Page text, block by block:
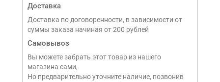
Доставка
Доставка по договоренности, в зависимости от
суммы заказа начиная от 200 рублей
Самовывоз
Вы можете забрать этот товар из нашего
магазина сами,
Но предварительно уточните наличие, позвонив